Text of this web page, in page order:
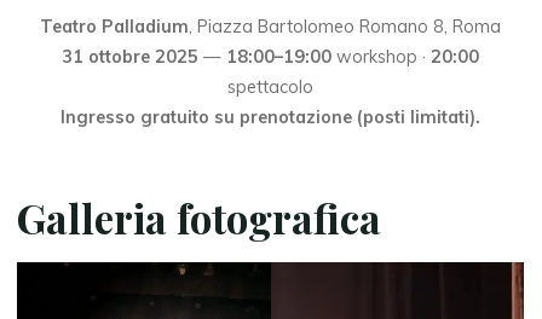
Teatro Palladium, Piazza Bartolomeo Romano 8, Roma
31 ottobre 2025 — 18:00–19:00 workshop · 20:00
spettacolo
Ingresso gratuito su prenotazione (posti limitati).
Galleria fotografica